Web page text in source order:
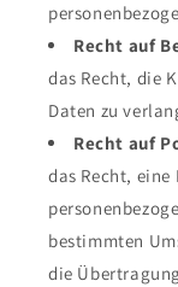
Recht auf
das Recht, die
Daten zu
Recht auf
das Recht, eine
bestimmten
die